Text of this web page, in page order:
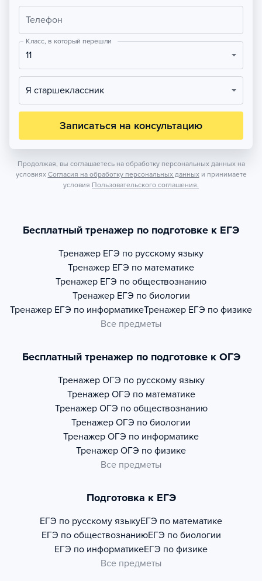
Телефон
Класс, в который перешли
11
Я старшеклассник
Записаться на консультацию
Продолжая, вы соглашаетесь на обработку персональных данных на
условиях Согласия на обработку персональных данных и принимаете
условия Пользовательского соглашения.
Бесплатный тренажер по подготовке к ЕГЭ
Тренажер ЕГЭ по русскому языку
Тренажер ЕГЭ по математике
Тренажер ЕГЭ по обществознанию
Тренажер ЕГЭ по биологии
Тренажер ЕГЭ по информатикеТренажер ЕГЭ по физике
Все предметы
Бесплатный тренажер по подготовке к ОГЭ
Тренажер ОГЭ по русскому языку
Тренажер ОГЭ по математике
Тренажер ОГЭ по обществознанию
Тренажер ОГЭ по биологии
Тренажер ОГЭ по информатике
Тренажер ОГЭ по физике
Все предметы
Подготовка к ЕГЭ
ЕГЭ по русскому языкуЕГЭ по математике
ЕГЭ по обществознаниюЕГЭ по биологии
ЕГЭ по информатикеЕГЭ по физике
Все предметы